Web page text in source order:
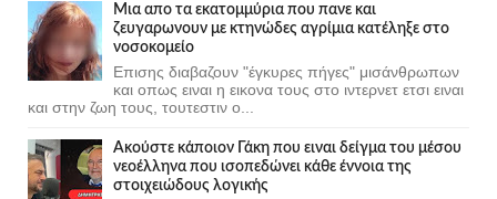
Μια απο τα εκατομμύρια που πανε και
ζευγαρωνουν με κτηνώδες αγρίμια κατέληξε στο
νοσοκομείο
Επισης διαβαζουν "έγκυρες πήγες" μισάνθρωπων
και οπως ειναι η εικονα τους στο ιντερνετ ετσι ειναι
και στην ζωη τους, τουτεστιν ο...
Ακούστε κάποιον Γάκη που ειναι δείγμα του μέσου
νεοέλληνα που ισοπεδώνει κάθε έννοια της
στοιχειώδους λογικής